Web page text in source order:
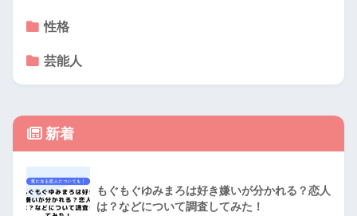
性格
芸能人
新着
もぐもぐゆみまろは好き嫌いが分かれる？恋人
は？などについて調査してみた！